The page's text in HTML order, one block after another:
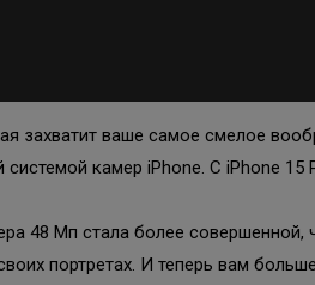
захватит ваше самое смелое
камер iPhone. С iPhone 15
48 Мп стала более
портретах. И теперь вам